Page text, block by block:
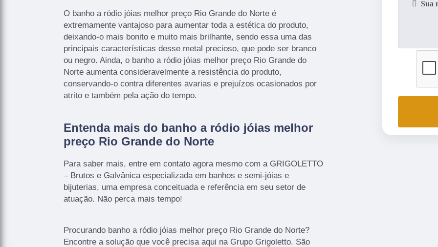
O banho a ródio jóias melhor preço Rio Grande do Norte é
extremamente vantajoso para aumentar toda a estética do produto,
deixando-o mais bonito e muito mais brilhante, sendo essa uma das
principais características desse metal precioso, que pode ser branco
ou negro. Ainda, o banho a ródio jóias melhor preço Rio Grande do
Norte aumenta consideravelmente a resistência do produto,
conservando-o contra diferentes avarias e prejuízos ocasionados por
atrito e também pela ação do tempo.
Entenda mais do banho a ródio jóias melhor
preço Rio Grande do Norte
Para saber mais, entre em contato agora mesmo com a GRIGOLETTO
– Brutos e Galvânica especializada em banhos e semi-jóias e
bijuterias, uma empresa conceituada e referência em seu setor de
atuação. Não perca mais tempo!
Procurando banho a ródio jóias melhor preço Rio Grande do Norte?
Encontre a solução que você precisa aqui na Grupo Grigoletto. São